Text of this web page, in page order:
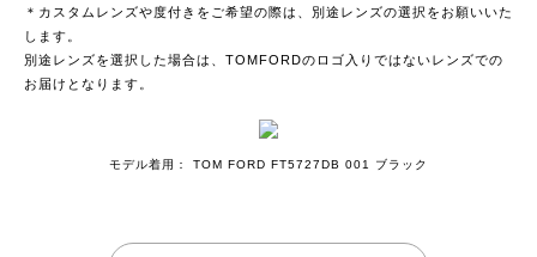
＊カスタムレンズや度付きをご希望の際は、別途レンズの選択をお願いいた
します。
別途レンズを選択した場合は、TOMFORDのロゴ入りではないレンズでの
お届けとなります。
モデル着用： TOM FORD FT5727DB 001 ブラック